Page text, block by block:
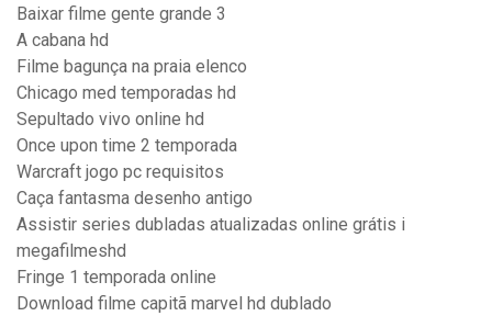
Baixar filme gente grande 3
A cabana hd
Filme bagunça na praia elenco
Chicago med temporadas hd
Sepultado vivo online hd
Once upon time 2 temporada
Warcraft jogo pc requisitos
Caça fantasma desenho antigo
Assistir series dubladas atualizadas online grátis i
megafilmeshd
Fringe 1 temporada online
Download filme capitã marvel hd dublado